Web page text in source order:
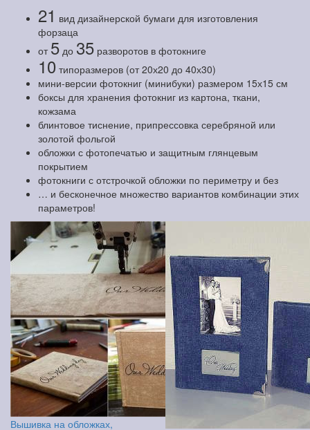
21 вид дизайнерской бумаги для изготовления
форзаца
от 5 до 35 разворотов в фотокниге
10 типоразмеров (от 20х20 до 40х30)
мини-версии фотокниг (минибуки) размером 15х15 см
боксы для хранения фотокниг из картона, ткани,
кожзама
блинтовое тиснение, припрессовка серебряной или
золотой фольгой
обложки с фотопечатью и защитным глянцевым
покрытием
фотокниги с отстрочкой обложки по периметру и без
… и бесконечное множество вариантов комбинации этих
параметров!
Вышивка на обложках,